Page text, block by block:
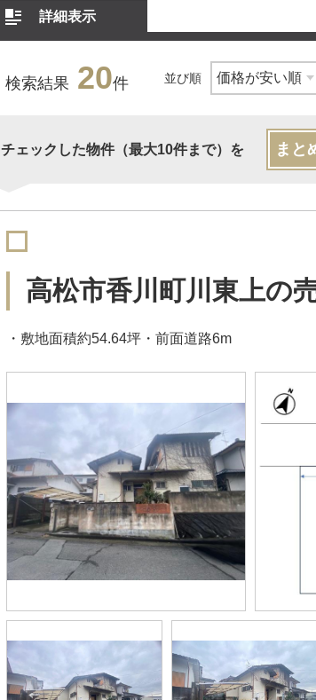
詳細表示
検索結果 20件 並び順
チェックした物件（最大10件まで）を まと
高松市香川町川東上の
・敷地面積約54.64坪・前面道路6m